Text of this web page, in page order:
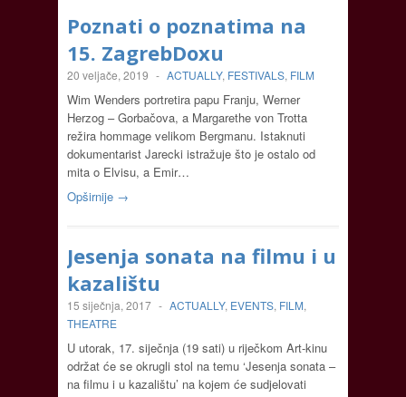
Poznati o poznatima na
15. ZagrebDoxu
20 veljače, 2019 - ACTUALLY, FESTIVALS, FILM
Wim Wenders portretira papu Franju, Werner
Herzog – Gorbačova, a Margarethe von Trotta
režira hommage velikom Bergmanu. Istaknuti
dokumentarist Jarecki istražuje što je ostalo od
mita o Elvisu, a Emir…
Opširnije →
Jesenja sonata na filmu i u
kazalištu
15 siječnja, 2017 - ACTUALLY, EVENTS, FILM,
THEATRE
U utorak, 17. siječnja (19 sati) u riječkom Art-kinu
održat će se okrugli stol na temu ‘Jesenja sonata –
na filmu i u kazalištu’ na kojem će sudjelovati